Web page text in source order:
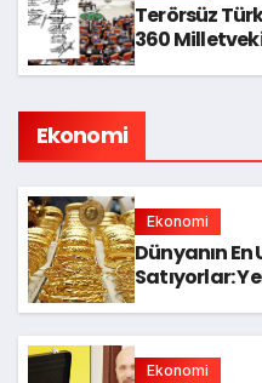
Terörsüz
360
Ekonomi
Ekonomi
Dünyanın En
Satıyorlar:
Ekonomi